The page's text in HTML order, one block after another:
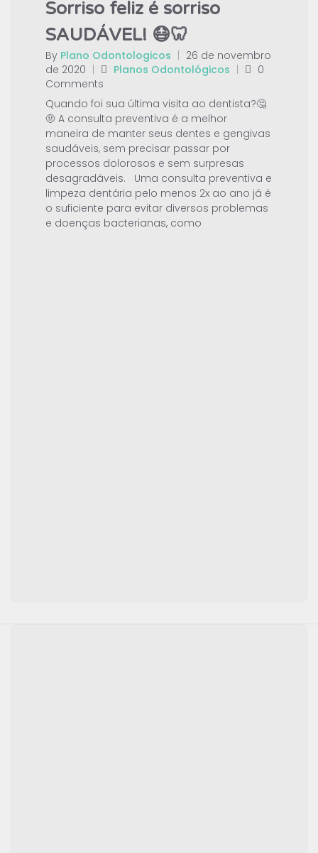
Sorriso feliz é sorriso
SAUDÁVEL! 😷🦷
By Plano Odontologicos
26 de novembro
de 2020
Planos Odontológicos
0
Comments
Quando foi sua última visita ao dentista?🤔
🤨 A consulta preventiva é a melhor
maneira de manter seus dentes e gengivas
saudáveis, sem precisar passar por
processos dolorosos e sem surpresas
desagradáveis. Uma consulta preventiva e
limpeza dentária pelo menos 2x ao ano já é
o suficiente para evitar diversos problemas
e doenças bacterianas, como